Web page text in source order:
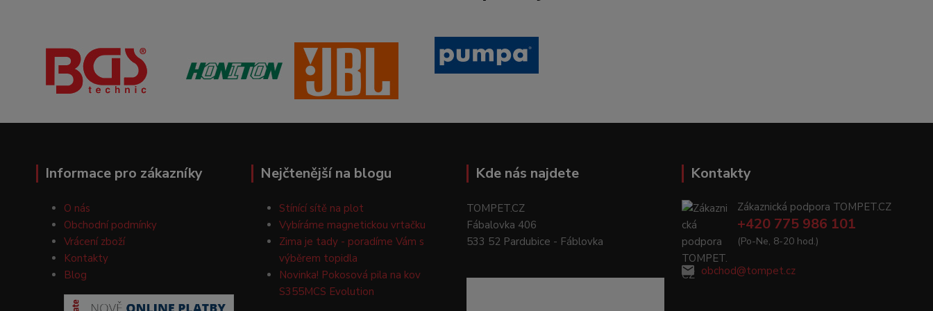
Informace pro zákazníky
O nás
Obchodní podmínky
Vrácení zboží
Kontakty
Blog
Nejčtenější na blogu
Stínící sítě na plot
Vybíráme magnetickou vrtačku
Zima je tady - poradíme Vám s
výběrem topidla
Novinka! Pokosová pila na kov
S355MCS Evolution
Kde nás najdete
TOMPET.CZ
Fábalovka 406
533 52 Pardubice - Fáblovka
Kontakty
Zákaznická podpora TOMPET.CZ
+420 775 986 101
(Po-Ne, 8-20 hod.)
obchod@tompet.cz